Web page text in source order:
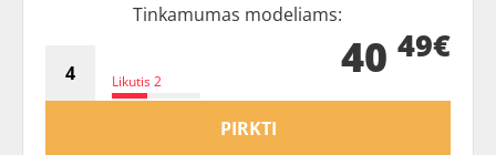
Tinkamumas modeliams:
Likutis 2 40 49€
PIRKTI